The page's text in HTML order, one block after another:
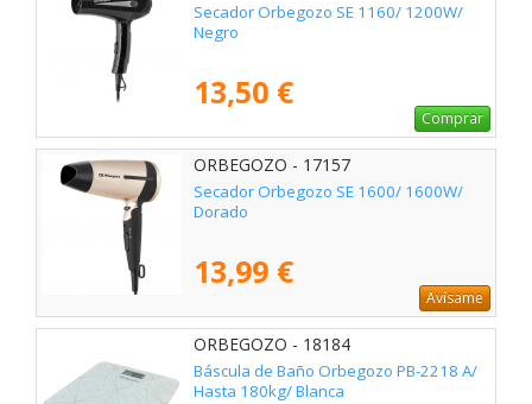
Secador Orbegozo SE 1160/ 1200W/
Negro
13,50 €
Comprar
ORBEGOZO - 17157
Secador Orbegozo SE 1600/ 1600W/
Dorado
13,99 €
Avísame
ORBEGOZO - 18184
Báscula de Baño Orbegozo PB-2218 A/
Hasta 180kg/ Blanca